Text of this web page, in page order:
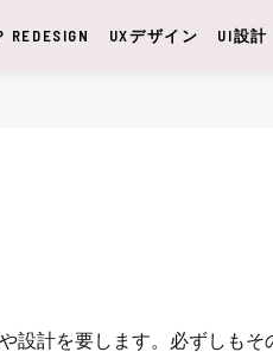
REDESIGN UXデザイン UI設計
設計を要します。必ずしもそ